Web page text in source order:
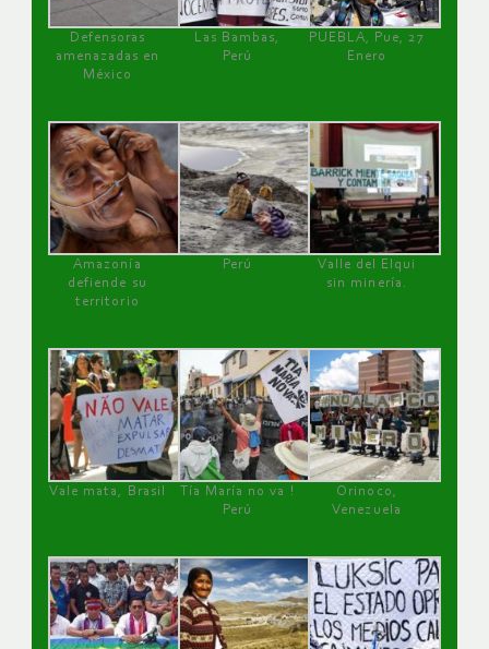
Defensoras
amenazadas en
México
Las Bambas,
Perú
PUEBLA, Pue, 27
Enero
Amazonía
defiende su
territorio
Perú
Valle del Elqui
sin minería.
Vale mata, Brasil
Tía María no va !
Perú
Orinoco,
Venezuela